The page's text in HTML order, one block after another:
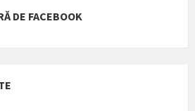
DE FACEBOOK